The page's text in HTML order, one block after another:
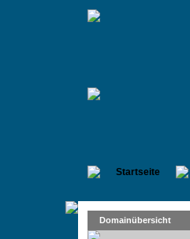
Startseite
Domainübersicht